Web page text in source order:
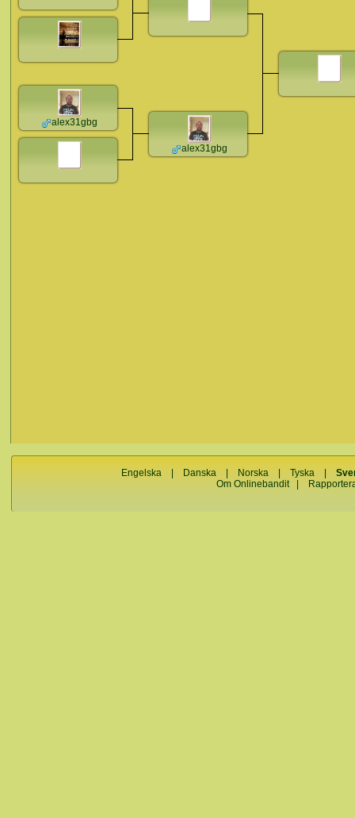
alex31gbg
alex31gbg
Engelska Danska Norska |Tyska |
Om Onlinebandit|